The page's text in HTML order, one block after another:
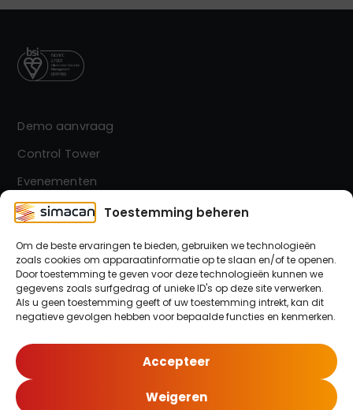
Toestemming beheren
Om de beste ervaringen te bieden, gebruiken we technologieën
zoals cookies om apparaatinformatie op te slaan en/of te openen.
Door toestemming te geven voor deze technologieën kunnen we
gegevens zoals surfgedrag of unieke ID's op deze site verwerken.
Als u geen toestemming geeft of uw toestemming intrekt, kan dit
negatieve gevolgen hebben voor bepaalde functies en kenmerken.
Accepteer
Weigeren
Demo aanvraag
Control Tower
Evenementen
Contact
Simacan Nieuwsbrief
Blijf op de hoogte! Meld je aan voor onze nieuwsbrief.